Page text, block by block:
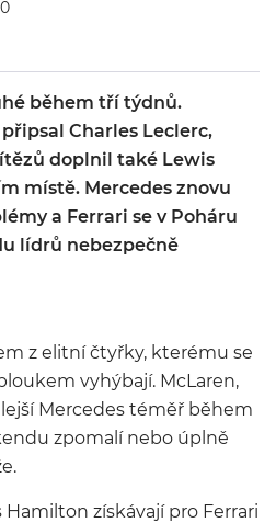
během tří týdnů.
Charles Leclerc,
doplnil také Lewis
místě. Mercedes znovu
a Ferrari se v Poháru
lídrů nebezpečně
z elitní čtyřky, kterému se
vyhýbají. McLaren,
Mercedes téměř během
zpomalí nebo úplně
Hamilton získávají pro Ferrari